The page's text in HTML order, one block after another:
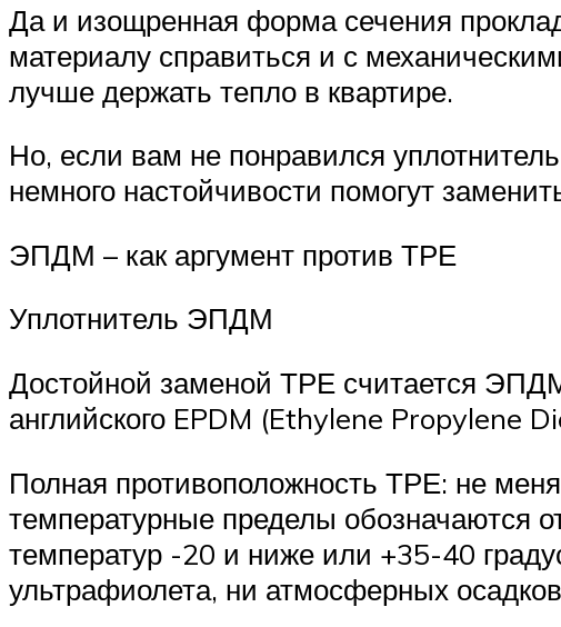
Да и изощренная форма сечения
материалу справиться и с
лучше держать тепло в квартире.
Но, если вам не понравился
немного настойчивости помогут
ЭПДМ – как аргумент против ТРЕ
Уплотнитель ЭПДМ
Достойной заменой ТРЕ считается
английского EPDM (Ethylene Propylene
Полная противоположность ТРЕ: не
температурные пределы обозначаются
температур -20 и ниже или +35-40
ультрафиолета, ни атмосферных